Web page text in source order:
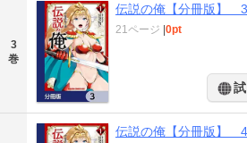
3
巻
伝説の俺【分冊版】 3
21ページ |0pt
試
伝説の俺【分冊版】 4